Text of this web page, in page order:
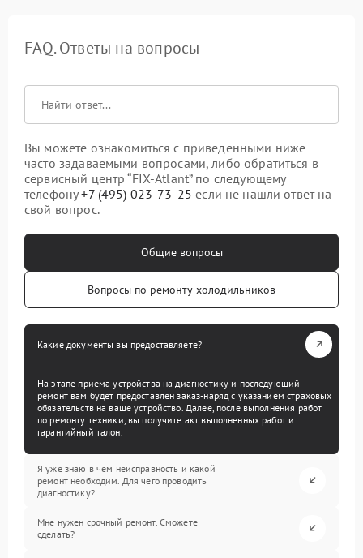
FAQ. Ответы на вопросы
Вы можете ознакомиться с приведенными ниже
часто задаваемыми вопросами, либо обратиться в
сервисный центр “FIX-Atlant” по следующему
телефону+7 (495) 023-73-25 если не нашли ответ на
свой вопрос.
Общие вопросы
Вопросы по ремонту холодильников
Какие документы вы предоставляете?
На этапе приема устройства на диагностику и последующий
ремонт вам будет предоставлен заказ-наряд с указанием страховых
обязательств на ваше устройство. Далее, после выполнения работ
по ремонту техники, вы получите акт выполненных работ и
гарантийный талон.
Я уже знаю в чем неисправность и какой
ремонт необходим. Для чего проводить
диагностику?
Мне нужен срочный ремонт. Сможете
сделать?